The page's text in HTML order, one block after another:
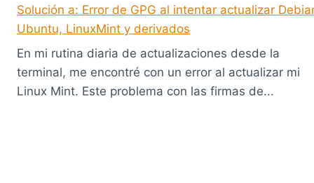
Solución a: Error de GPG al intentar actualizar
Ubuntu, LinuxMint y derivados
En mi rutina diaria de actualizaciones desde la
terminal, me encontré con un error al actualizar mi
Linux Mint. Este problema con las firmas de...